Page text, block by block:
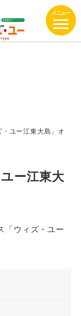
ユー江東大島」オ
ー江東大
「ウィズ・ユー